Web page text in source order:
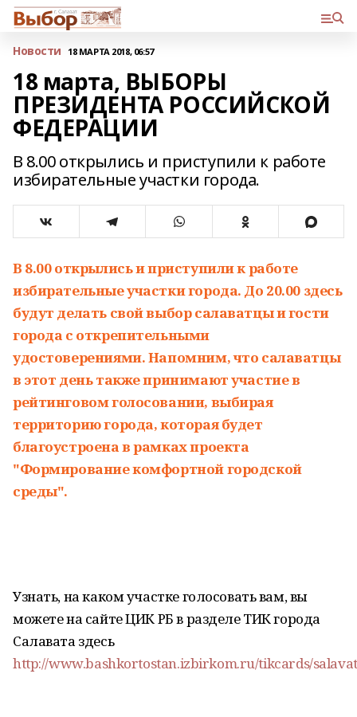
Новости 18 МАРТА 2018, 06:57
18 марта, ВЫБОРЫ
ПРЕЗИДЕНТА РОССИЙСКОЙ
ФЕДЕРАЦИИ
В 8.00 открылись и приступили к работе
избирательные участки города.
В 8.00 открылись и приступили к работе
избирательные участки города. До 20.00 здесь
будут делать свой выбор салаватцы и гости
города с открепительными
удостоверениями. Напомним, что салаватцы
в этот день также принимают участие в
рейтинговом голосовании, выбирая
территорию города, которая будет
благоустроена в рамках проекта
"Формирование комфортной городской
среды".
Узнать, на каком участке голосовать вам, вы
можете на сайте ЦИК РБ в разделе ТИК города
Салавата здесь
http://www.bashkortostan.izbirkom.ru/tikcards/